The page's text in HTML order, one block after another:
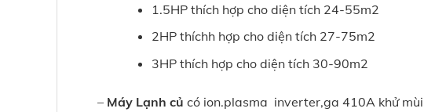
1.5HP thích hợp cho diện tích 24-55m2
2HP thíchh hợp cho diện tích 27-75m2
3HP thích hợp cho diện tích 30-90m2
– Máy Lạnh củ có ion.plasma inverter,ga 410A khử